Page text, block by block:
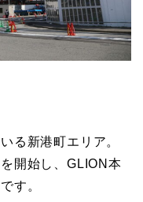
る新港町エリア。
開始し、GLION本
す。